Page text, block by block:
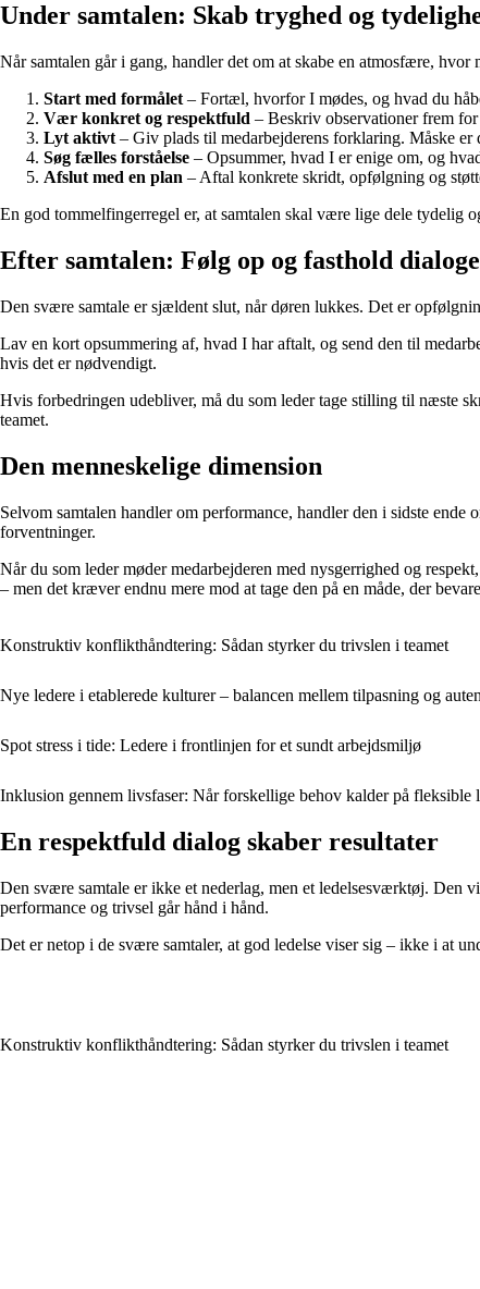
Under samtalen: Skab tryghed og
Når samtalen går i gang, handler det om at skabe en atmosfære,
Start med formålet – Fortæl, hvorfor I mødes, og hvad du
Vær konkret og respektfuld – Beskriv observationer frem
Lyt aktivt – Giv plads til medarbejderens forklaring. Måske
Søg fælles forståelse – Opsummer, hvad I er enige om, og
Afslut med en plan – Aftal konkrete skridt, opfølgning og
En god tommelfingerregel er, at samtalen skal være lige dele tydelig
Efter samtalen: Følg op og fasthold
Den svære samtale er sjældent slut, når døren lukkes. Det er
Lav en kort opsummering af, hvad I har aftalt, og send den til
hvis det er nødvendigt.
Hvis forbedringen udebliver, må du som leder tage stilling til næste
teamet.
Den menneskelige dimension
Selvom samtalen handler om performance, handler den i sidste
forventninger.
Når du som leder møder medarbejderen med nysgerrighed og
– men det kræver endnu mere mod at tage den på en måde, der
Konstruktiv konflikthåndtering: Sådan styrker du trivslen i teamet
Nye ledere i etablerede kulturer – balancen mellem tilpasning og
Spot stress i tide: Ledere i frontlinjen for et sundt arbejdsmiljø
Inklusion gennem livsfaser: Når forskellige behov kalder på fleksible
En respektfuld dialog skaber resultater
Den svære samtale er ikke et nederlag, men et ledelsesværktøj. Den
performance og trivsel går hånd i hånd.
Det er netop i de svære samtaler, at god ledelse viser sig – ikke i at
Konstruktiv konflikthåndtering: Sådan styrker du trivslen i teamet